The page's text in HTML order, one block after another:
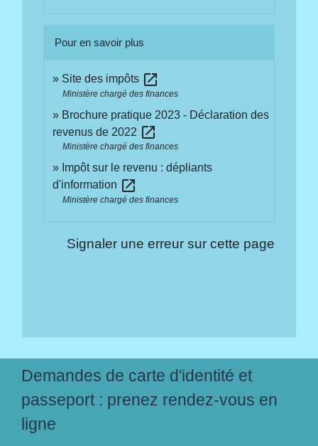
Pour en savoir plus
Site des impôts open_in_new
Ministère chargé des finances
Brochure pratique 2023 - Déclaration des
revenus de 2022 open_in_new
Ministère chargé des finances
Impôt sur le revenu : dépliants
d'information open_in_new
Ministère chargé des finances
Signaler une erreur sur cette page
Demandes de carte d'identité et
passeport : prenez rendez-vous en
ligne